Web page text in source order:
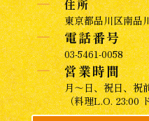
住所
東京都品川区南品
K 電話番号
03-5461-0058
K 営業時間
月～日、祝日、祝
（料理L.O. 23:00